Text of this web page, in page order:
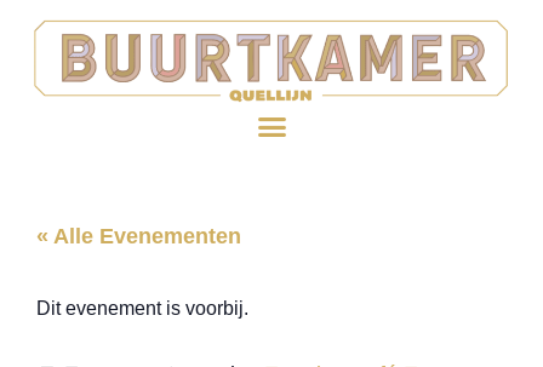
« Alle Evenementen
Dit evenement is voorbij.